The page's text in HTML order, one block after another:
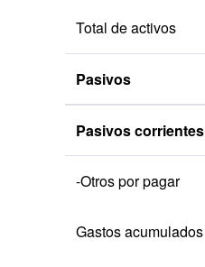
Total de activos
Pasivos
Pasivos corrientes
-Otros por pagar
Gastos acumulados